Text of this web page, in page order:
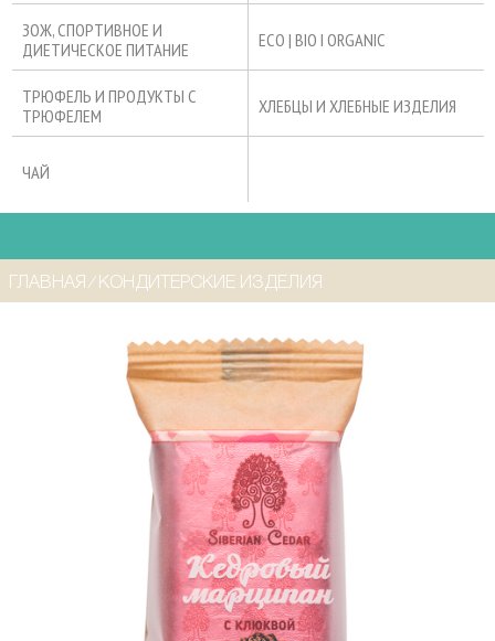
ЗОЖ, СПОРТИВНОЕ И
ДИЕТИЧЕСКОЕ ПИТАНИЕ
ECO | BIO I ORGANIC
ТРЮФЕЛЬ И ПРОДУКТЫ С
ТРЮФЕЛЕМ
ХЛЕБЦЫ И ХЛЕБНЫЕ ИЗДЕЛИЯ
ЧАЙ
ГЛАВНАЯ ⁄ КОНДИТЕРСКИЕ ИЗДЕЛИЯ